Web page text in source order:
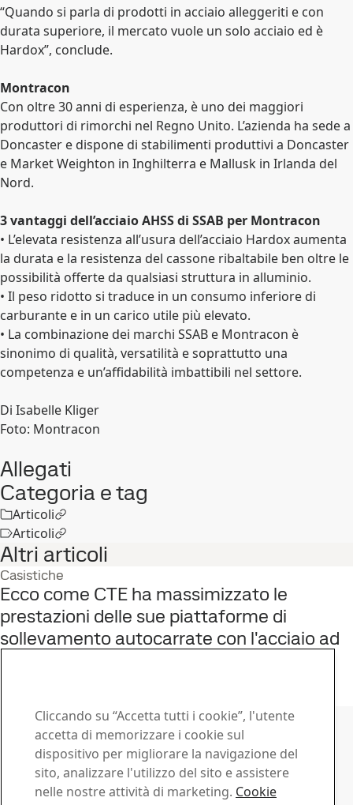
“Quando si parla di prodotti in acciaio alleggeriti e con
durata superiore, il mercato vuole un solo acciaio ed è
Hardox”, conclude.
Montracon
Con oltre 30 anni di esperienza, è uno dei maggiori
produttori di rimorchi nel Regno Unito. L’azienda ha sede a
Doncaster e dispone di stabilimenti produttivi a Doncaster
e Market Weighton in Inghilterra e Mallusk in Irlanda del
Nord.
3 vantaggi dell’acciaio AHSS di SSAB per Montracon
• L’elevata resistenza all’usura dell’acciaio Hardox aumenta
la durata e la resistenza del cassone ribaltabile ben oltre le
possibilità offerte da qualsiasi struttura in alluminio.
• Il peso ridotto si traduce in un consumo inferiore di
carburante e in un carico utile più elevato.
• La combinazione dei marchi SSAB e Montracon è
sinonimo di qualità, versatilità e soprattutto una
competenza e un’affidabilità imbattibili nel settore.
Di Isabelle Kliger
Foto: Montracon
Allegati
Categoria e tag
Articoli
Articoli
Altri articoli
Casistiche
Ecco come CTE ha massimizzato le
prestazioni delle sue piattaforme di
sollevamento autocarrate con l'acciaio ad
Contatto SSAB
Contattaci
Come possiamo esserti utile?
Sfoglia i contatti
Cliccando su “Accetta tutti i cookie”, l'utente
accetta di memorizzare i cookie sul
dispositivo per migliorare la navigazione del
sito, analizzare l'utilizzo del sito e assistere
nelle nostre attività di marketing. Cookie